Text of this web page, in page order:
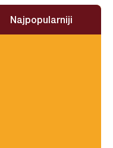
Najpopularniji